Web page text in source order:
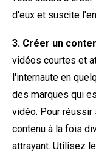
d'eux et suscite
3. Créer un
vidéos courtes et
l'internaute en
des marques qui
vidéo. Pour réussir
contenu à la fois
attrayant. Utilisez